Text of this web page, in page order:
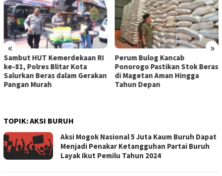
« »
Sambut HUT Kemerdekaan RI
ke-81, Polres Blitar Kota
Salurkan Beras dalam Gerakan
Pangan Murah
Perum Bulog Kancab
Ponorogo Pastikan Stok Beras
di Magetan Aman Hingga
Tahun Depan
TOPIK:AKSI BURUH
Aksi Mogok Nasional 5 Juta Kaum Buruh Dapat
Menjadi Penakar Ketangguhan Partai Buruh
Layak Ikut Pemilu Tahun 2024